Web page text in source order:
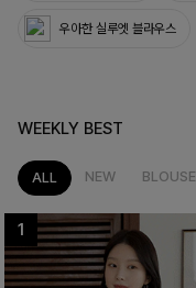
우아한 실루엣 블라우스
WEEKLY BEST
ALL NEW BLOUSE